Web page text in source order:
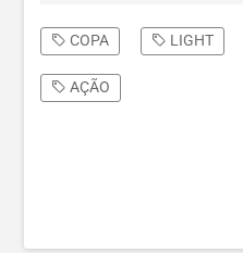
COPA LIGHT
AÇÃO